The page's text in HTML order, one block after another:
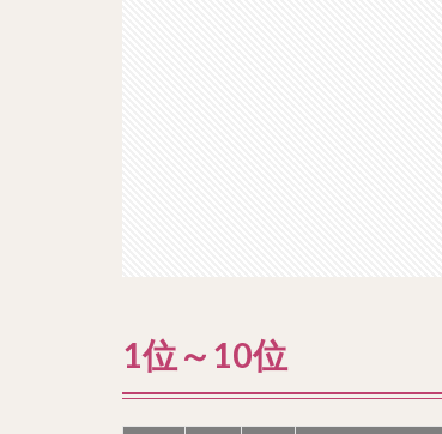
1位～10位